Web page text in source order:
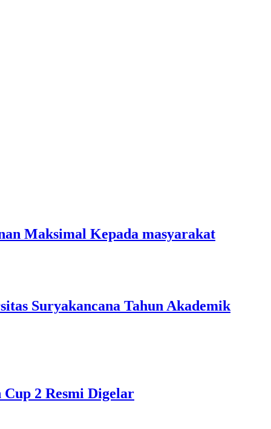
Maksimal Kepada masyarakat
Suryakancana Tahun Akademik
2 Resmi Digelar